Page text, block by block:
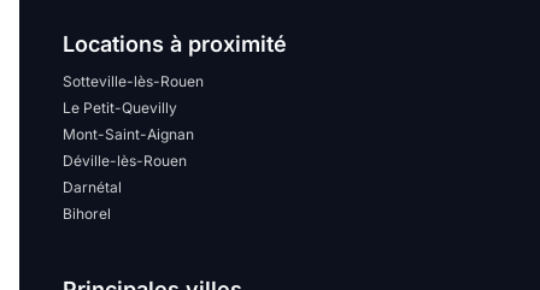
Locations à proximité
Sotteville-lès-Rouen
Le Petit-Quevilly
Mont-Saint-Aignan
Déville-lès-Rouen
Darnétal
Bihorel